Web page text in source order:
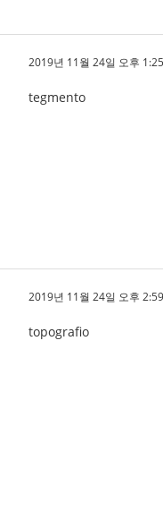
2019년 11월 24일 오후
tegmento
2019년 11월 24일 오후
topografio